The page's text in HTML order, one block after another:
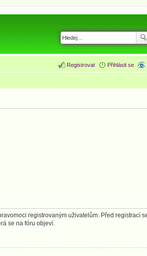
Přihlásit se
Registrovat
registrovaným uživatelům. Před registrací
se na fóru objeví.